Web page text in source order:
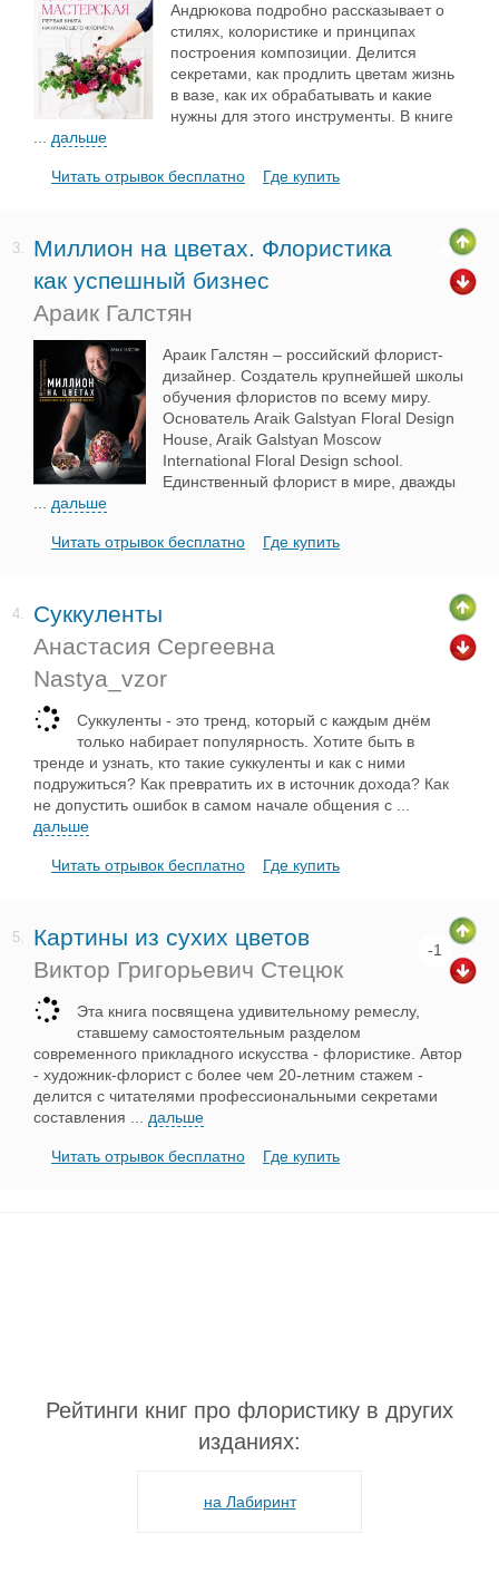
Андрюкова подробно рассказывает о
стилях, колористике и принципах
построения композиции. Делится
секретами, как продлить цветам жизнь
в вазе, как их обрабатывать и какие
нужны для этого инструменты. В книге
дальше
Читать отрывок бесплатно Где купить
3.
Миллион на цветах. Флористика
как успешный бизнес
Араик Галстян
Араик Галстян – российский флорист-
дизайнер. Создатель крупнейшей школы
обучения флористов по всему миру.
Основатель Araik Galstyan Floral Design
House, Araik Galstyan Moscow
International Floral Design school.
Единственный флорист в мире, дважды
дальше
Читать отрывок бесплатно Где купить
4.
Суккуленты
Анастасия Сергеевна
Nastya_vzor
Суккуленты - это тренд, который с каждым днём
только набирает популярность. Хотите быть в
тренде и узнать, кто такие суккуленты и как с ними
подружиться? Как превратить их в источник дохода? Как
не допустить ошибок в самом начале общения с
дальше
Читать отрывок бесплатно Где купить
5.
Картины из сухих цветов
Виктор Григорьевич Стецюк
-1
Эта книга посвящена удивительному ремеслу,
ставшему самостоятельным разделом
современного прикладного искусства - флористике. Автор
- художник-флорист с более чем 20-летним стажем -
делится с читателями профессиональными секретами
составления
дальше
Читать отрывок бесплатно Где купить
Рейтинги книг про флористику в других
изданиях:
на Лабиринт